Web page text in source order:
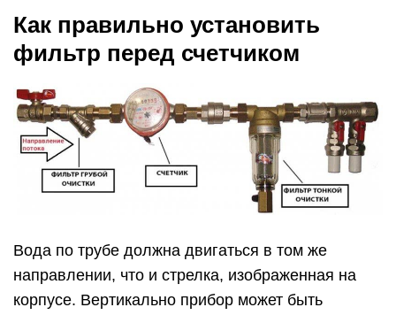
Как правильно установить
фильтр перед счетчиком
Вода по трубе должна двигаться в том же
направлении, что и стрелка, изображенная на
корпусе. Вертикально прибор может быть